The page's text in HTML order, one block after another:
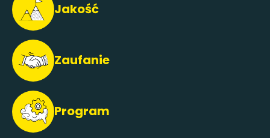
Jakość
Zaufanie
Program